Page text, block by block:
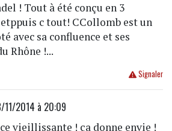
! Tout à été conçu en 3
c tout! CCollomb est un
avec sa confluence et ses
Rhône !...
Signaler
2014 à 20:09
vieillissante ! ça donne envie !